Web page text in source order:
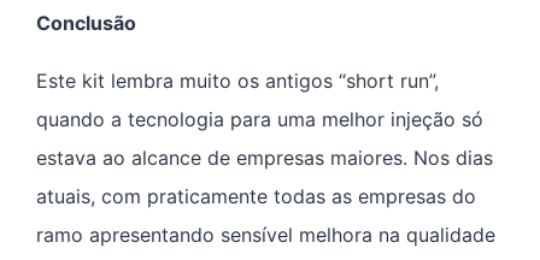
Conclusão
Este kit lembra muito os antigos “short run”,
quando a tecnologia para uma melhor injeção só
estava ao alcance de empresas maiores. Nos dias
atuais, com praticamente todas as empresas do
ramo apresentando sensível melhora na qualidade